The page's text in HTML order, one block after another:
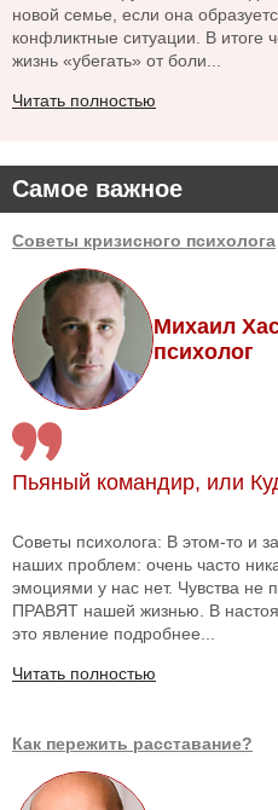
Самое важное
Советы кризисного психолога
Михаил
психолог
Пьяный командир, или
Советы психолога: В этом-то и
наших проблем: очень часто
эмоциями у нас нет. Чувства не
ПРАВЯТ нашей жизнью. В
это явление подробнее...
Читать полностью
Как пережить расставание?
новой семье, если она
конфликтные ситуации. В итоге
жизнь «убегать» от боли...
Читать полностью